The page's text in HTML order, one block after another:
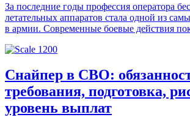
За последние годы профессия оператора
летательных аппаратов стала одной из
в армии. Современные боевые действия
Снайпер в СВО:
требования, подготовка,
уровень выплат